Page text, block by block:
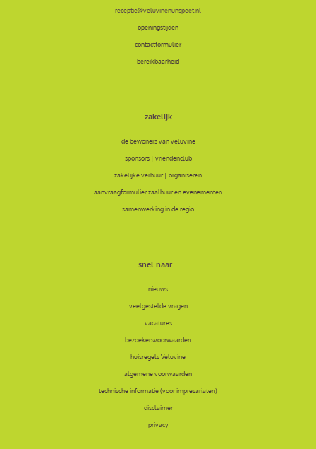
receptie@veluvinenunspeet.nl
openingstijden
contactformulier
bereikbaarheid
zakelijk
de bewoners van veluvine
sponsors | vriendenclub
zakelijke verhuur | organiseren
aanvraagformulier zaalhuur en evenementen
samenwerking in de regio
snel naar...
nieuws
veelgestelde vragen
vacatures
bezoekersvoorwaarden
huisregels Veluvine
algemene voorwaarden
technische informatie (voor impresariaten)
disclaimer
privacy